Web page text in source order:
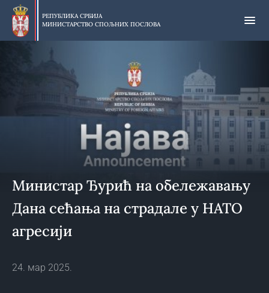
Прескочи
главни
део
РЕПУБЛИКА СРБИЈА
МИНИСТАРСТВО СПОЉНИХ ПОСЛОВА
Министар Ђурић на обележавању
Дана сећања на страдале у НАТО
агресији
24. мар 2025.